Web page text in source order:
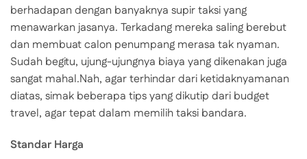
berhadapan dengan banyaknya supir taksi yang
menawarkan jasanya. Terkadang mereka saling berebut
dan membuat calon penumpang merasa tak nyaman.
Sudah begitu, ujung-ujungnya biaya yang dikenakan juga
sangat mahal.Nah, agar terhindar dari ketidaknyamanan
diatas, simak beberapa tips yang dikutip dari budget
travel, agar tepat dalam memilih taksi bandara.
Standar Harga